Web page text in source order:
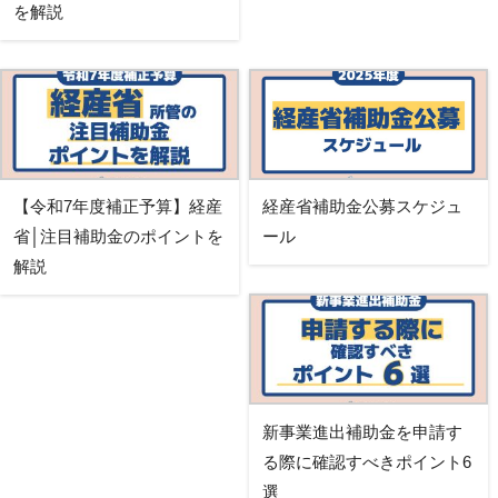
を解説
【令和7年度補正予算】経産
省│注目補助金のポイントを
解説
経産省補助金公募スケジュ
ール
新事業進出補助金を申請す
る際に確認すべきポイント6
選